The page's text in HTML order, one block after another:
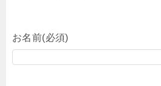
お名前(必須)